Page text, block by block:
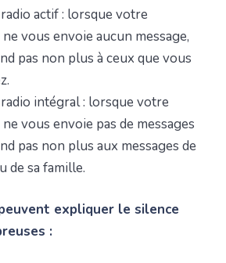
actif : lorsque votre
vous envoie aucun message,
pas non plus à ceux que vous
intégral : lorsque votre
vous envoie pas de messages
pas non plus aux messages de
de sa famille.
expliquer le silence
: